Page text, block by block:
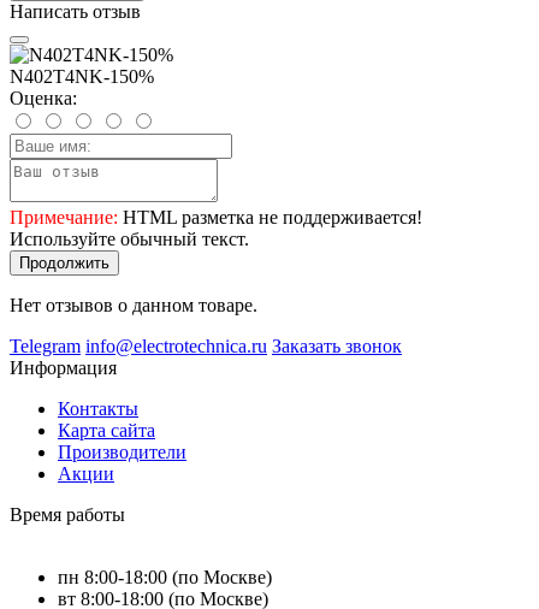
Написать отзыв
N402T4NK-150%
Оценка:
Примечание: HTML разметка не поддерживается!
Используйте обычный текст.
Продолжить
Нет отзывов о данном товаре.
Telegram info@electrotechnica.ru Заказать звонок
Информация
Контакты
Карта сайта
Производители
Акции
Время работы
пн 8:00-18:00 (по Москве)
вт 8:00-18:00 (по Москве)